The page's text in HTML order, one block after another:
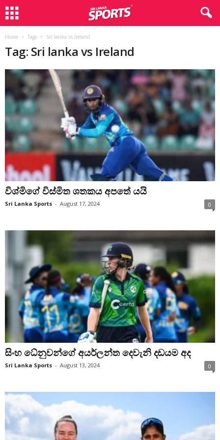
Home Tags Sri lanka vs Ireland
Tag: Sri lanka vs Ireland
විශ්මිගේ විස්මිත ශතකය අපතේ යයි
Sri Lanka Sports - August 17, 2024 0
සිංහ ධේනුවන්ගේ අයර්ලන්ත දෙවැනි දඩයම අද
Sri Lanka Sports - August 13, 2024 0